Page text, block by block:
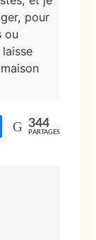
pour
ou
Partagez344
PARTAGES